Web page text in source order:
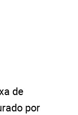
de
por